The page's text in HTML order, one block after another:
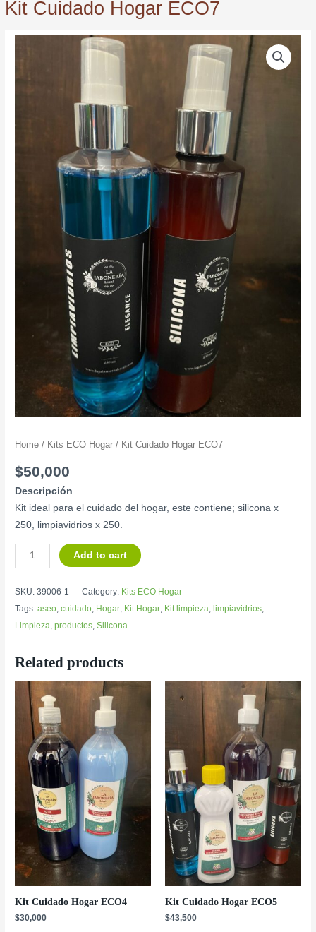
Kit Cuidado Hogar ECO7
Home / Kits ECO Hogar / Kit Cuidado Hogar ECO7
$50,000
Descripción
Kit ideal para el cuidado del hogar, este contiene; silicona x
250, limpiavidrios x 250.
Cuidado
Hogar
ECO7
Add to cart
SKU:39006-1 Category: Kits ECO Hogar
Tags:aseo ,cuidado Hogar Kit Hogar Kit limpieza ,limpiavidrios
Limpieza ,productos ,Silicona
Related products
Kit Cuidado Hogar ECO4
$30,000
Kit Cuidado Hogar ECO5
$43,500